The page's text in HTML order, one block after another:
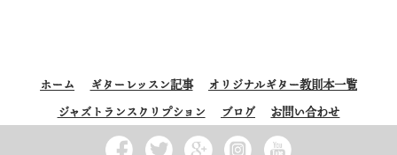
ホーム ギターレッスン記事
オリジナルギター教則本一覧
ジャズトランスクリプション
ブログ お問い合わせ